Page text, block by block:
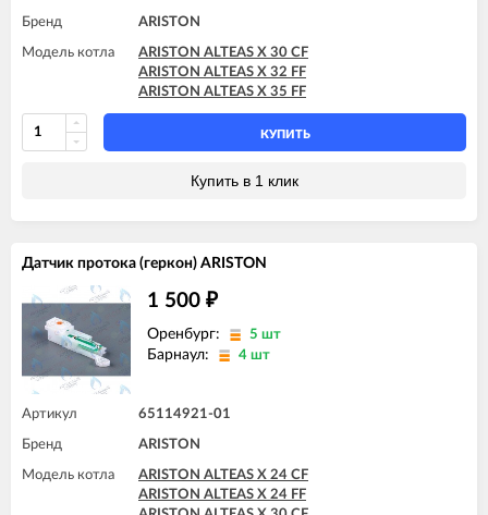
Бренд ARISTON
Модель котла
ARISTON ALTEAS X 30 CF
ARISTON ALTEAS X 32 FF
ARISTON ALTEAS X 35 FF
КУПИТЬ
Купить в 1 клик
Датчик протока (геркон) ARISTON
1 500 ₽
Оренбург: 5 шт
Барнаул: 4 шт
Артикул 65114921-01
Бренд ARISTON
Модель котла
ARISTON ALTEAS X 24 CF
ARISTON ALTEAS X 24 FF